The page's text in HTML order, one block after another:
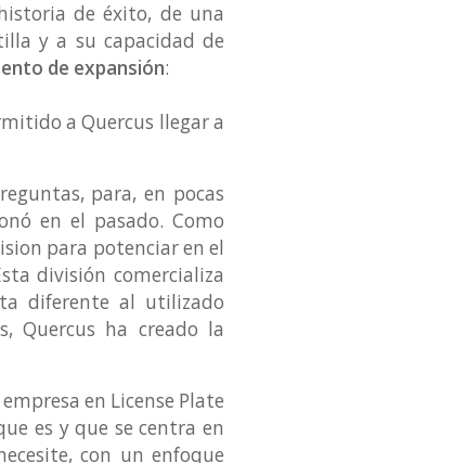
de éxito, de una
y a su capacidad de
de expansión:
a Quercus llegar a
para, en pocas
en el pasado. Como
para potenciar en el
división comercializa
diferente al utilizado
Quercus ha creado la
en License Plate
es y que se centra en
con un enfoque